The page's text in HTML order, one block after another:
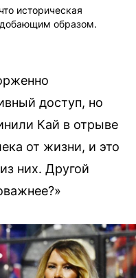
историческая
образом.
доступ, но
Кай в отрыве
от жизни, и это
них. Другой